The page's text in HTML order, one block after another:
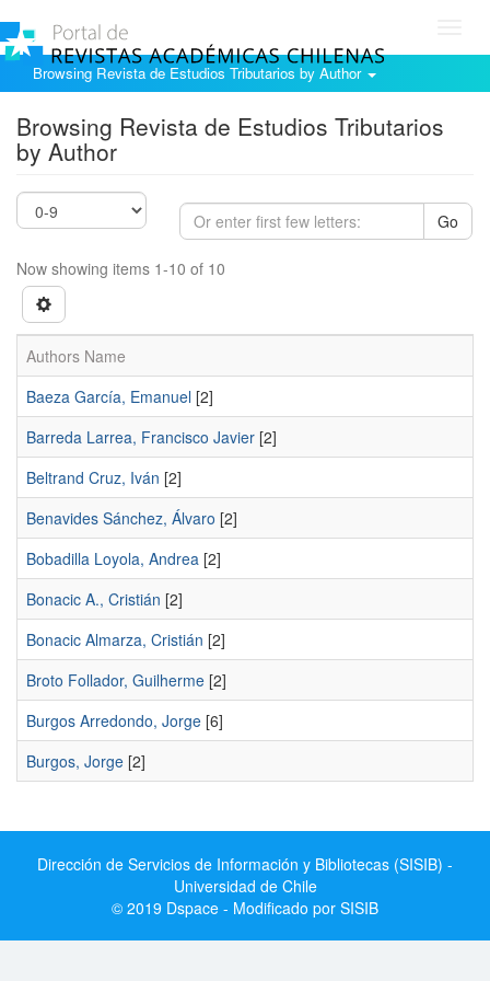
Browsing Revista de Estudios Tributarios by Author
Browsing Revista de Estudios Tributarios
by Author
Go
Now showing items 1-10 of 10
Authors Name
Baeza García, Emanuel [2]
Barreda Larrea, Francisco Javier [2]
Beltrand Cruz, Iván [2]
Benavides Sánchez, Álvaro [2]
Bobadilla Loyola, Andrea [2]
Bonacic A., Cristián [2]
Bonacic Almarza, Cristián [2]
Broto Follador, Guilherme [2]
Burgos Arredondo, Jorge [6]
Burgos, Jorge [2]
Dirección de Servicios de Información y Bibliotecas (SISIB) -
Universidad de Chile
© 2019 Dspace - Modificado por SISIB